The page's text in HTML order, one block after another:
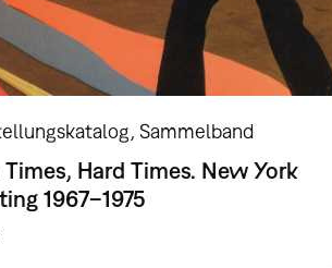
Sammelband
Times, Hard Times. New York
1967–1975